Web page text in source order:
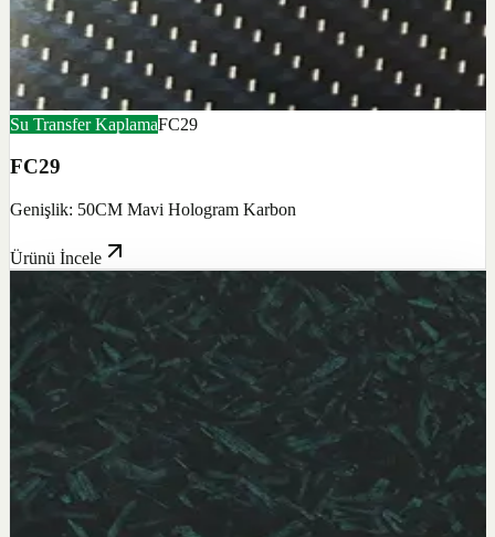
Su Transfer KaplamaFC29
FC29
Genişlik: 50CM Mavi Hologram Karbon
Ürünü İncele